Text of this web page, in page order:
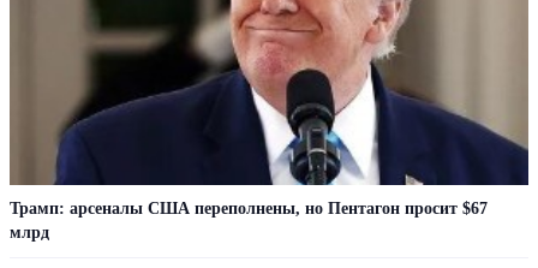
Трамп: арсеналы США переполнены, но Пентагон просит $67
млрд